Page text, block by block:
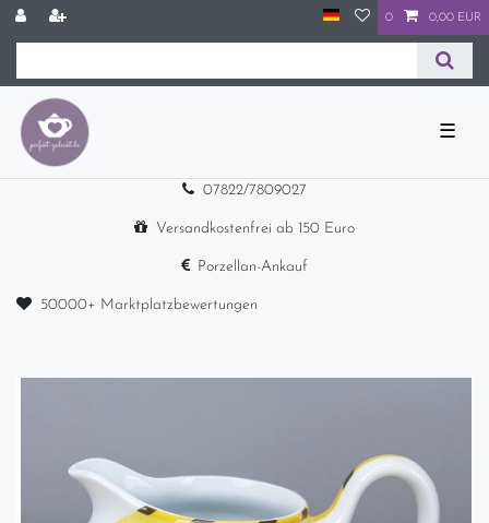
0 0,00 EUR
☰
07822/7809027
Versandkostenfrei ab 150 Euro
Porzellan-Ankauf
50000+ Marktplatzbewertungen